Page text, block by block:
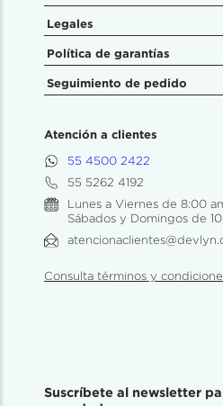
Legales
Política de garantías
Seguimiento de pedido
Atención a clientes
55 4500 2422
55 5262 4192
Lunes a Viernes de 8:00
Sábados y Domingos de
Consulta términos y
Suscríbete al newsletter